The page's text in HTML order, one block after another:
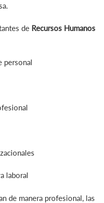
de Recursos Humanos
personal
laboral
de manera profesional, las